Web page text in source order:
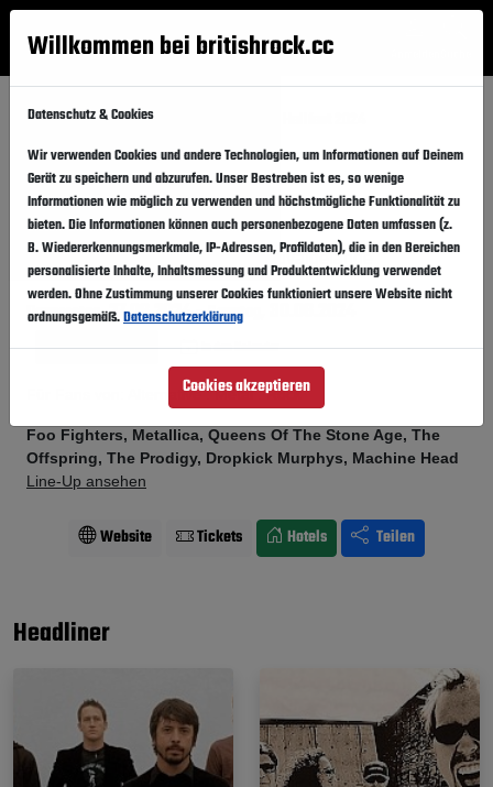
Menü
Startseite Festivals
Empfehlung
Hellfest 2024 Folgen
Frankreich, Clisson, Festivalgelände
Donnerstag,27.06.2024-Sonntag,
Vergangener Event In den Kalender
Für Fans von: Alternative . Metal . Rock
Foo Fighters, Metallica, Queens Of The Stone Age, The
Offspring, The Prodigy, Dropkick Murphys, Machine Head
Line-Up ansehen
Website Tickets Hotels Teilen
Headliner
Willkommen bei britishrock.cc
Datenschutz & Cookies
Wir verwenden Cookies und andere Technologien, um Informationen auf Deinem
Gerät zu speichern und abzurufen. Unser Bestreben ist es, so wenige
Informationen wie möglich zu verwenden und höchstmögliche Funktionalität zu
bieten. Die Informationen können auch personenbezogene Daten umfassen (z.
B. Wiedererkennungsmerkmale, IP-Adressen, Profildaten), die in den Bereichen
personalisierte Inhalte, Inhaltsmessung und Produktentwicklung verwendet
werden. Ohne Zustimmung unserer Cookies funktioniert unsere Website nicht
ordnungsgemäß.Datenschutzerklärung
Cookies akzeptieren